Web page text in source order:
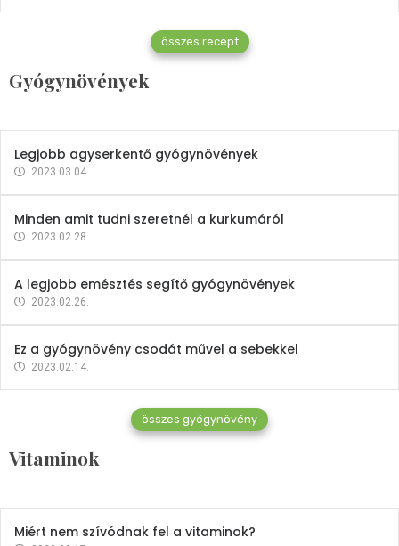
összes recept
Gyógynövények
Gyógynövények
Mindent a petrezselyemről
2023.12.21.
Legjobb agyserkentő gyógynövények
2023.03.04.
Minden amit tudni szeretnél a kurkumáról
2023.02.28.
A legjobb emésztés segítő gyógynövények
2023.02.26.
Ez a gyógynövény csodát művel a sebekkel
2023.02.14.
összes gyógynövény
Vitaminok
Vitaminok
Mindent a B-12 vitaminról
2023.02.27.
Miért nem szívódnak fel a vitaminok?